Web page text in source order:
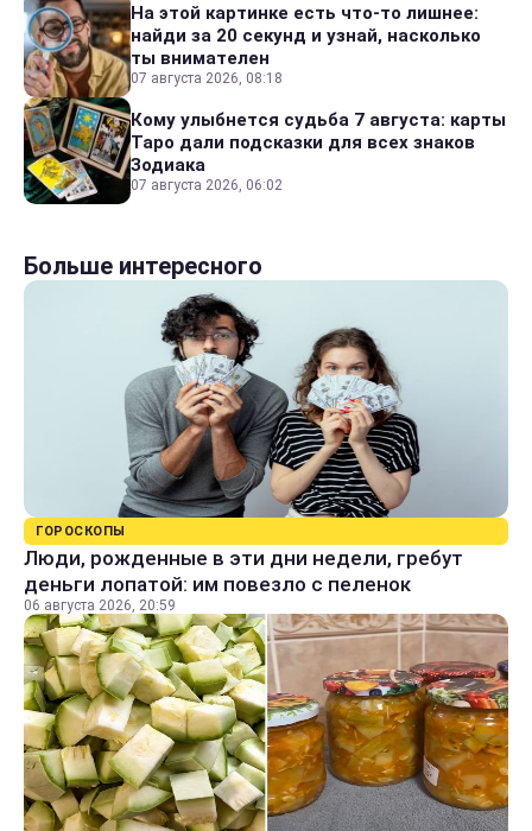
На этой картинке есть что-то лишнее:
найди за 20 секунд и узнай, насколько
ты внимателен
07 августа 2026, 08:18
Кому улыбнется судьба 7 августа: карты
Таро дали подсказки для всех знаков
Зодиака
07 августа 2026, 06:02
Больше интересного
ГОРОСКОПЫ
Люди, рожденные в эти дни недели, гребут
деньги лопатой: им повезло с пеленок
06 августа 2026, 20:59